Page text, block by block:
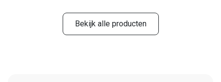
Bekijk alle producten